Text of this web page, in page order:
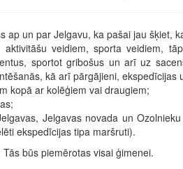
ap un par Jelgavu, ka pašai jau šķiet,
veidiem, sporta veidiem,
sportot gribošus un arī uz
kā arī pārgājieni, ekspedīcijas
kopā ar kolēģiem vai draugiem;
Jelgavas novada un
ekspedīcijas tipa maršruti).
būs piemērotas visai ģimenei.